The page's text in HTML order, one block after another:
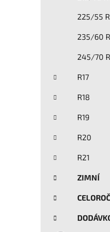
225/55
235/60
245/70
R17
R18
R19
R20
R21
ZIMNÍ